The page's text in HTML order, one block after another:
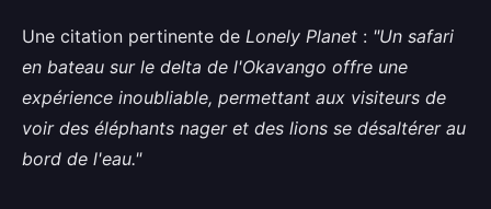
Une citation pertinente de Lonely Planet : "Un safari
en bateau sur le delta de l'Okavango offre une
expérience inoubliable, permettant aux visiteurs de
voir des éléphants nager et des lions se désaltérer au
bord de l'eau."